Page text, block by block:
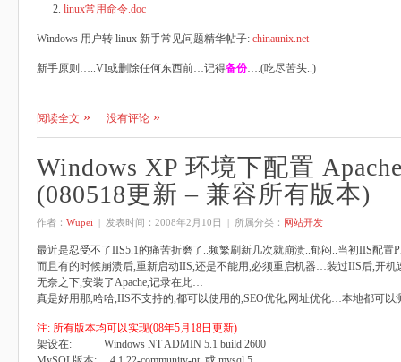
linux常用命令.doc
Windows 用户转 linux 新手常见问题精华帖子: chinaunix.net
新手原则…..VI或删除任何东西前…记得备份….(吃尽苦头..)
阅读全文 没有评论
Windows XP 环境下配置
(080518更新 – 兼容所有版本)
作者： Wupei | 发表时间： 2008年2月10日 | 所属分类： 网站开发
最近是忍受不了IIS5.1的痛苦折磨了..频繁刷新几次就崩溃..郁闷..当初IIS配置
而且有的时候崩溃后,重新启动IIS,还是不能用,必须重启机器…装过IIS后,开
无奈之下,安装了Apache,记录在此…
真是好用那,哈哈,IIS不支持的,都可以使用的,SEO优化,网址优化…本地都可以
注: 所有版本均可以实现(08年5月18日更新)
架设在: Windows NT ADMIN 5.1 build 2600